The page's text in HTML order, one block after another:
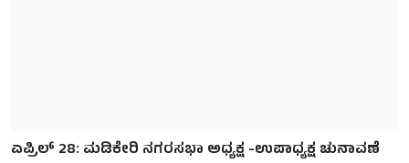
ಏಪ್ರಿಲ್ 28: ಮಡಿಕೇರಿ ನಗರಸಭಾ ಅಧ್ಯಕ್ಷ -ಉಪಾಧ್ಯಕ್ಷ ಚುನಾವಣೆ